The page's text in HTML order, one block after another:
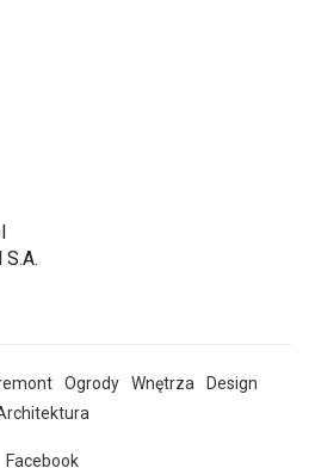
Ogrody Wnętrza
Design
Facebook